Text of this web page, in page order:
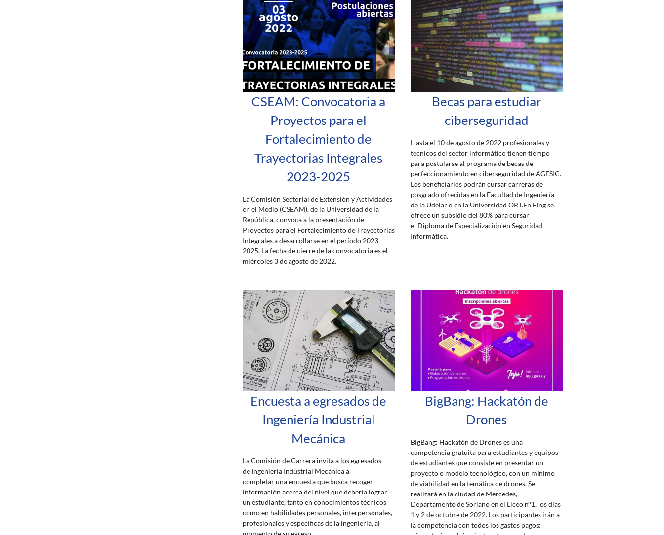
CSEAM: Convocatoria a
Proyectos para el
Fortalecimiento de
Trayectorias Integrales
2023-2025
La Comisión Sectorial de Extensión y Actividades
en el Medio (CSEAM), de la Universidad de la
República, convoca a la presentación de
Proyectos para el Fortalecimiento de Trayectorias
Integrales a desarrollarse en el período 2023-
2025. La fecha de cierre de la convocatoria es el
miércoles 3 de agosto de 2022.
Becas para estudiar
ciberseguridad
Hasta el 10 de agosto de 2022 profesionales y
técnicos del sector informático tienen tiempo
para postularse al programa de becas de
perfeccionamiento en ciberseguridad de AGESIC.
Los beneficiarios podrán cursar carreras de
posgrado ofrecidas en la Facultad de Ingeniería
de la Udelar o en la Universidad ORT.En Fing se
ofrece un subsidio del 80% para cursar
el Diploma de Especialización en Seguridad
Informática.
Encuesta a egresados de
Ingeniería Industrial
Mecánica
La Comisión de Carrera invita a los egresados
de Ingeniería Industrial Mecánica a
completar una encuesta que busca recoger
información acerca del nivel que debería lograr
un estudiante, tanto en conocimientos técnicos
como en habilidades personales, interpersonales,
profesionales y específicas de la ingeniería, al
BigBang: Hackatón de
Drones
BigBang: Hackatón de Drones es una
competencia gratuita para estudiantes y equipos
de estudiantes que consiste en presentar un
proyecto o modelo tecnológico, con un mínimo
de viabilidad en la temática de drones. Se
realizará en la ciudad de Mercedes,
Departamento de Soriano en el Liceo n°1, los días
1 y 2 de octubre de 2022. Los participantes irán a
la competencia con todos los gastos pagos: